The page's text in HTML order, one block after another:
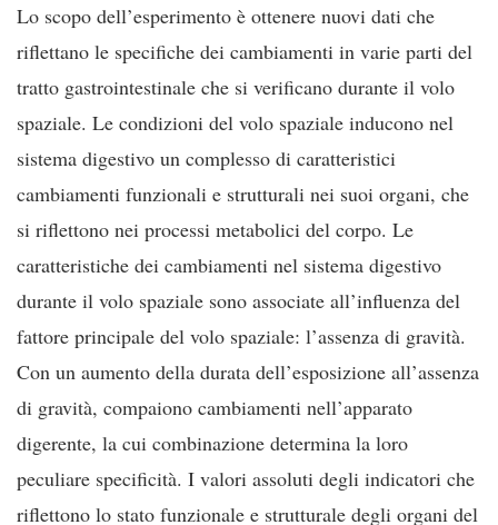
Lo scopo dell’esperimento è ottenere nuovi dati che
riflettano le specifiche dei cambiamenti in varie parti del
tratto gastrointestinale che si verificano durante il volo
spaziale. Le condizioni del volo spaziale inducono nel
sistema digestivo un complesso di caratteristici
cambiamenti funzionali e strutturali nei suoi organi, che
si riflettono nei processi metabolici del corpo. Le
caratteristiche dei cambiamenti nel sistema digestivo
durante il volo spaziale sono associate all’influenza del
fattore principale del volo spaziale: l’assenza di gravità.
Con un aumento della durata dell’esposizione all’assenza
di gravità, compaiono cambiamenti nell’apparato
digerente, la cui combinazione determina la loro
peculiare specificità. I valori assoluti degli indicatori che
riflettono lo stato funzionale e strutturale degli organi del